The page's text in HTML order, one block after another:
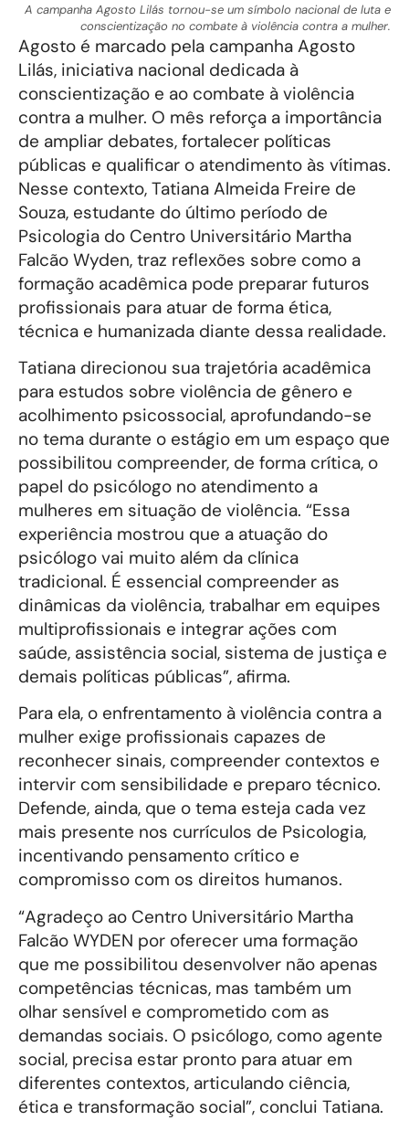
A campanha Agosto Lilás tornou-se um símbolo nacional de luta e
conscientização no combate à violência contra a mulher.
Agosto é marcado pela campanha Agosto
Lilás, iniciativa nacional dedicada à
conscientização e ao combate à violência
contra a mulher. O mês reforça a importância
de ampliar debates, fortalecer políticas
públicas e qualificar o atendimento às vítimas.
Nesse contexto, Tatiana Almeida Freire de
Souza, estudante do último período de
Psicologia do Centro Universitário Martha
Falcão Wyden, traz reflexões sobre como a
formação acadêmica pode preparar futuros
profissionais para atuar de forma ética,
técnica e humanizada diante dessa realidade.
Tatiana direcionou sua trajetória acadêmica
para estudos sobre violência de gênero e
acolhimento psicossocial, aprofundando-se
no tema durante o estágio em um espaço que
possibilitou compreender, de forma crítica, o
papel do psicólogo no atendimento a
mulheres em situação de violência. “Essa
experiência mostrou que a atuação do
psicólogo vai muito além da clínica
tradicional. É essencial compreender as
dinâmicas da violência, trabalhar em equipes
multiprofissionais e integrar ações com
saúde, assistência social, sistema de justiça e
demais políticas públicas”, afirma.
Para ela, o enfrentamento à violência contra a
mulher exige profissionais capazes de
reconhecer sinais, compreender contextos e
intervir com sensibilidade e preparo técnico.
Defende, ainda, que o tema esteja cada vez
mais presente nos currículos de Psicologia,
incentivando pensamento crítico e
compromisso com os direitos humanos.
“Agradeço ao Centro Universitário Martha
Falcão WYDEN por oferecer uma formação
que me possibilitou desenvolver não apenas
competências técnicas, mas também um
olhar sensível e comprometido com as
demandas sociais. O psicólogo, como agente
social, precisa estar pronto para atuar em
diferentes contextos, articulando ciência,
ética e transformação social”, conclui Tatiana.